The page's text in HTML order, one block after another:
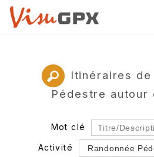
Itinéraires de
Pédestre autour
Mot clé
Activité